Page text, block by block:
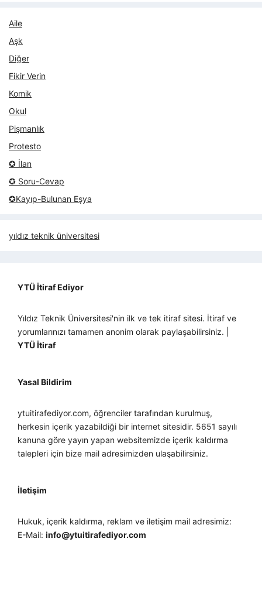
Aile
Aşk
Diğer
Fikir Verin
Komik
Okul
Pişmanlık
Protesto
✪ İlan
✪ Soru-Cevap
✪Kayıp-Bulunan Eşya
yıldız teknik üniversitesi
YTÜ İtiraf Ediyor
Yıldız Teknik Üniversitesi'nin ilk ve tek itiraf sitesi. İtiraf ve
yorumlarınızı tamamen anonim olarak paylaşabilirsiniz. |
YTÜ İtiraf
Yasal Bildirim
ytuitirafediyor.com, öğrenciler tarafından kurulmuş,
herkesin içerik yazabildiği bir internet sitesidir. 5651 sayılı
kanuna göre yayın yapan websitemizde içerik kaldırma
talepleri için bize mail adresimizden ulaşabilirsiniz.
İletişim
Hukuk, içerik kaldırma, reklam ve iletişim mail adresimiz:
E-Mail: info@ytuitirafediyor.com